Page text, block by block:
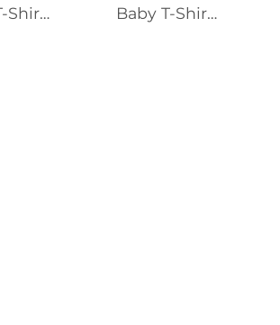
Shirt
Baby T-Shirt